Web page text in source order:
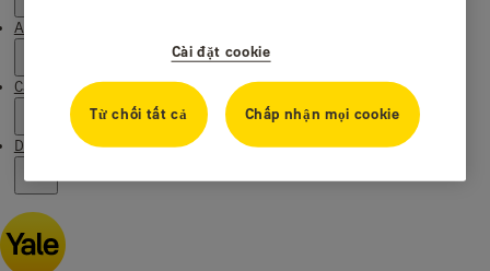
About us
Campaigns
Download Centre
Cài đặt cookie
Từ chối tất cả Chấp nhận mọi cookie